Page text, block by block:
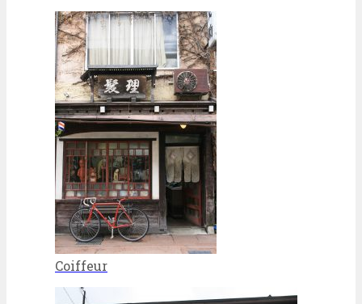
Coiffeur